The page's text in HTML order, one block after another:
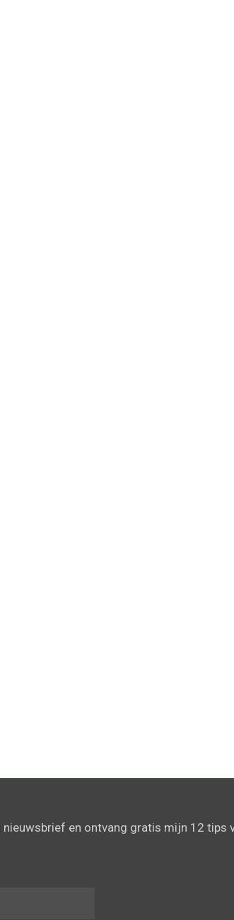
en ontvang gratis mijn 12 tips